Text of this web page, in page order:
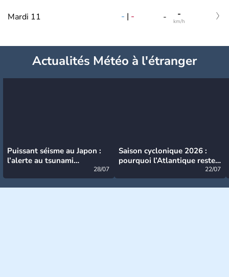
Mardi 11 - | - - -
km/h
Actualités Météo à l'étranger
Puissant séisme au Japon :
l’alerte au tsunami
28/07
Saison cyclonique 2026 :
pourquoi l’Atlantique reste
22/07